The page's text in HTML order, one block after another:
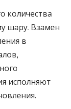
количества
шару. Взамен
в
исполняют